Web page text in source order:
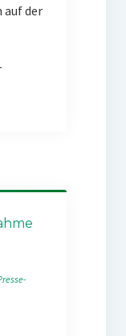
auf der